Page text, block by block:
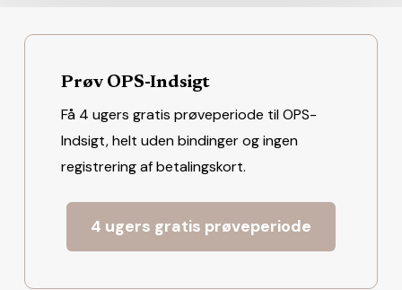
Prøv OPS-Indsigt
Få 4 ugers gratis prøveperiode til OPS-
Indsigt, helt uden bindinger og ingen
registrering af betalingskort.
4 ugers gratis prøveperiode